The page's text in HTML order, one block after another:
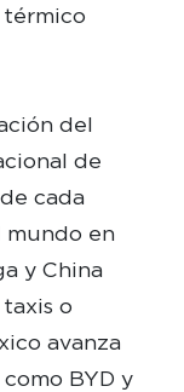
térmico
del
de
cada
mundo en
y China
o
avanza
BYD y